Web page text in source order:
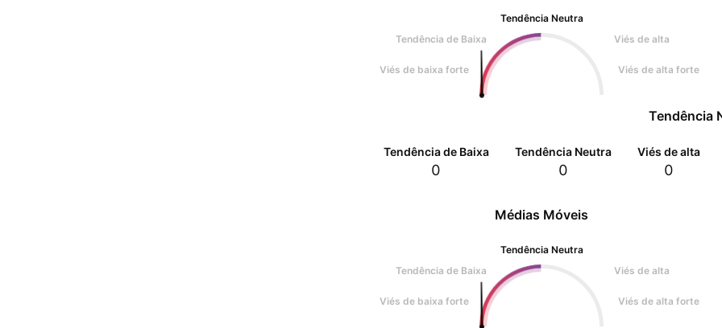
Tendência Neutra
Tendência de Baixa
Viés de alta
Viés de baixa forte Viés de alta forte
Tendência
Tendência de Baixa
0
Tendência Neutra
0
Viés de alta
0
Médias Móveis
Tendência Neutra
Tendência de Baixa
Viés de alta
Viés de baixa forte Viés de alta forte